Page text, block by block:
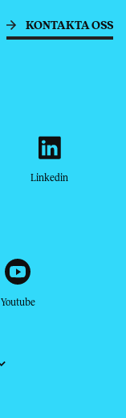
KONTAKTA OSS
Linkedin
Youtube